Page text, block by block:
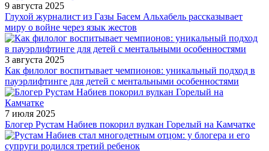
9 августа 2025
Глухой журналист из Газы Басем Альхабель рассказывает
миру о войне через язык жестов
3 августа 2025
Как филолог воспитывает чемпионов: уникальный подход в
пауэрлифтинге для детей с ментальными особенностями
7 июля 2025
Блогер Рустам Набиев покорил вулкан Горелый на Камчатке